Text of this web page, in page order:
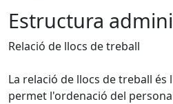
Estructura
Relació de llocs de treball
La relació de llocs de treball
permet l'ordenació del